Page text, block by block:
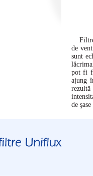
de
sunt
pot fi
ajung
de